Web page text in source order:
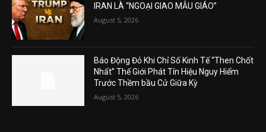
IRAN LÀ “NGOẠI GIAO MẪU GIÁO”
August 5, 2026
Báo Động Đỏ Khi Chỉ Số Kinh Tế “Then Chốt
Nhất” Thế Giới Phát Tín Hiệu Nguy Hiểm
Trước Thềm bầu Cử Giữa Kỳ
August 5, 2026